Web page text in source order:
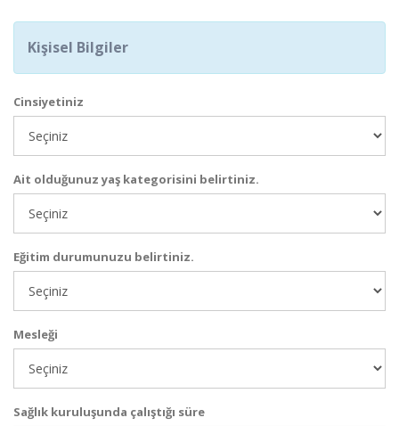
Kişisel Bilgiler
Cinsiyetiniz
Ait olduğunuz yaş kategorisini belirtiniz.
Eğitim durumunuzu belirtiniz.
Mesleği
Sağlık kuruluşunda çalıştığı süre